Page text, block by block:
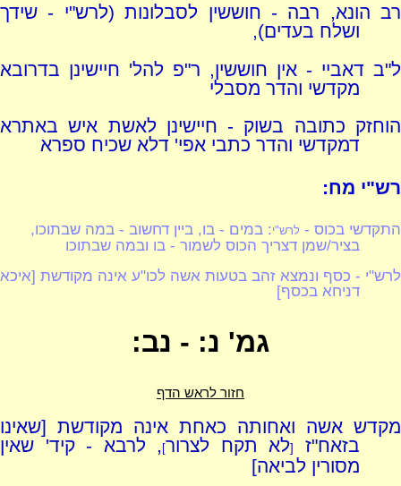
רב הונא, רבה - חוששין לסבלונות (לרש"י - שידך
ושלח בעדים),
ל"ב דאביי - אין חוששין, ר"פ להל' חיישינן בדרובא
מקדשי והדר מסבלי
הוחזק כתובה בשוק - חיישינן לאשת איש באתרא
דמקדשי והדר כתבי אפי' דלא שכיח ספרא
רש"י מח:
התקדשי בכוס - לרש"י : במים - בו, ביין דחשוב - במה שבתוכו,
בציר/שמן דצריך הכוס לשמור - בו ובמה שבתוכו
לרש"י - כסף ונמצא זהב בטעות אשה לכו"ע אינה מקודשת [איכא
דניחא בכסף]
גמ' נ: - נב:
חזור לראש הדף
מקדש אשה ואחותה כאחת אינה מקודשת [שאינו
בזאח"ז
[לא תקח לצרור] , לרבא - קיד' שאין
מסורין לביאה]